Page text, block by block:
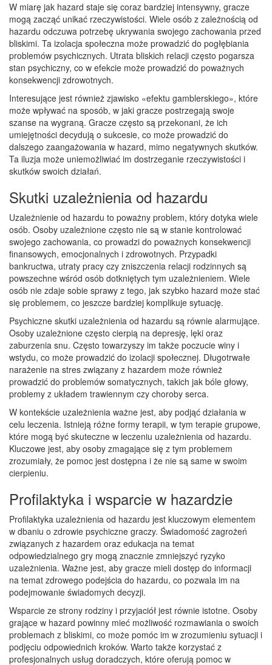
W miarę jak hazard staje się coraz bardziej intensywny, gracze
mogą zacząć unikać rzeczywistości. Wiele osób z zależnością od
hazardu odczuwa potrzebę ukrywania swojego zachowania przed
bliskimi. Ta izolacja społeczna może prowadzić do pogłębiania
problemów psychicznych. Utrata bliskich relacji często pogarsza
stan psychiczny, co w efekcie może prowadzić do poważnych
konsekwencji zdrowotnych.
Interesujące jest również zjawisko «efektu gamblerskiego», które
może wpływać na sposób, w jaki gracze postrzegają swoje
szanse na wygraną. Gracze często są przekonani, że ich
umiejętności decydują o sukcesie, co może prowadzić do
dalszego zaangażowania w hazard, mimo negatywnych skutków.
Ta iluzja może uniemożliwiać im dostrzeganie rzeczywistości i
skutków swoich działań.
Skutki uzależnienia od hazardu
Uzależnienie od hazardu to poważny problem, który dotyka wiele
osób. Osoby uzależnione często nie są w stanie kontrolować
swojego zachowania, co prowadzi do poważnych konsekwencji
finansowych, emocjonalnych i zdrowotnych. Przypadki
bankructwa, utraty pracy czy zniszczenia relacji rodzinnych są
powszechne wśród osób dotkniętych tym uzależnieniem. Wiele
osób nie zdaje sobie sprawy z tego, jak szybko hazard może stać
się problemem, co jeszcze bardziej komplikuje sytuację.
Psychiczne skutki uzależnienia od hazardu są równie alarmujące.
Osoby uzależnione często cierpią na depresję, lęki oraz
zaburzenia snu. Często towarzyszy im także poczucie winy i
wstydu, co może prowadzić do izolacji społecznej. Długotrwałe
narażenie na stres związany z hazardem może również
prowadzić do problemów somatycznych, takich jak bóle głowy,
problemy z układem trawiennym czy choroby serca.
W kontekście uzależnienia ważne jest, aby podjąć działania w
celu leczenia. Istnieją różne formy terapii, w tym terapie grupowe,
które mogą być skuteczne w leczeniu uzależnienia od hazardu.
Kluczowe jest, aby osoby zmagające się z tym problemem
zrozumiały, że pomoc jest dostępna i że nie są same w swoim
cierpieniu.
Profilaktyka i wsparcie w hazardzie
Profilaktyka uzależnienia od hazardu jest kluczowym elementem
w dbaniu o zdrowie psychiczne graczy. Świadomość zagrożeń
związanych z hazardem oraz edukacja na temat
odpowiedzialnego gry mogą znacznie zmniejszyć ryzyko
uzależnienia. Ważne jest, aby gracze mieli dostęp do informacji
na temat zdrowego podejścia do hazardu, co pozwala im na
podejmowanie świadomych decyzji.
Wsparcie ze strony rodziny i przyjaciół jest równie istotne. Osoby
grające w hazard powinny mieć możliwość rozmawiania o swoich
problemach z bliskimi, co może pomóc im w zrozumieniu sytuacji i
podjęciu odpowiednich kroków. Warto także korzystać z
profesjonalnych usług doradczych, które oferują pomoc w